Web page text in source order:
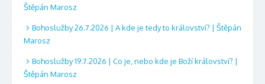
Štěpán Marosz
Bohoslužby 26.7.2026 | A kde je tedy to království? | Štěpán
Marosz
Bohoslužby 19.7.2026 | Co je, nebo kde je Boží království? |
Štěpán Marosz